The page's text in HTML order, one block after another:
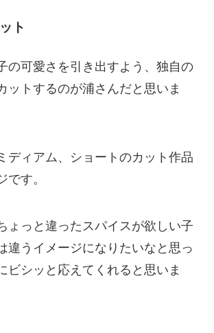
ト
の可愛さを引き出すよう、独自の
ットするのが浦さんだと思いま
ディアム、ショートのカット作品
です。
ょっと違ったスパイスが欲しい子
違うイメージになりたいなと思っ
ビシッと応えてくれると思いま